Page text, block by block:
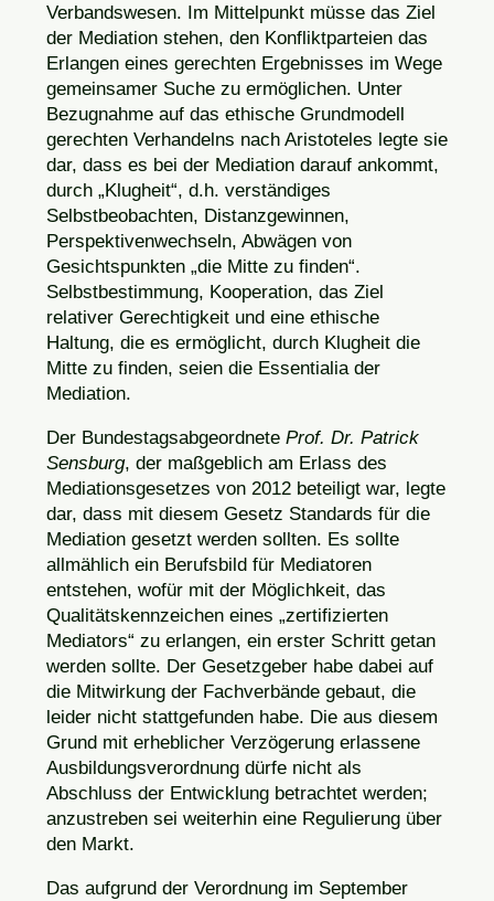
Verbandswesen. Im Mittelpunkt müsse das Ziel
der Mediation stehen, den Konfliktparteien das
Erlangen eines gerechten Ergebnisses im Wege
gemeinsamer Suche zu ermöglichen. Unter
Bezugnahme auf das ethische Grundmodell
gerechten Verhandelns nach Aristoteles legte sie
dar, dass es bei der Mediation darauf ankommt,
durch „Klugheit“, d.h. verständiges
Selbstbeobachten, Distanzgewinnen,
Perspektivenwechseln, Abwägen von
Gesichtspunkten „die Mitte zu finden“.
Selbstbestimmung, Kooperation, das Ziel
relativer Gerechtigkeit und eine ethische
Haltung, die es ermöglicht, durch Klugheit die
Mitte zu finden, seien die Essentialia der
Mediation.
Der Bundestagsabgeordnete Prof. Dr. Patrick
Sensburg, der maßgeblich am Erlass des
Mediationsgesetzes von 2012 beteiligt war, legte
dar, dass mit diesem Gesetz Standards für die
Mediation gesetzt werden sollten. Es sollte
allmählich ein Berufsbild für Mediatoren
entstehen, wofür mit der Möglichkeit, das
Qualitätskennzeichen eines „zertifizierten
Mediators“ zu erlangen, ein erster Schritt getan
werden sollte. Der Gesetzgeber habe dabei auf
die Mitwirkung der Fachverbände gebaut, die
leider nicht stattgefunden habe. Die aus diesem
Grund mit erheblicher Verzögerung erlassene
Ausbildungsverordnung dürfe nicht als
Abschluss der Entwicklung betrachtet werden;
anzustreben sei weiterhin eine Regulierung über
den Markt.
Das aufgrund der Verordnung im September